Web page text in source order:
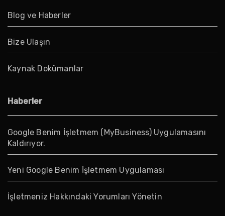
Blog ve Haberler
Bize Ulaşın
Kaynak Dokümanlar
Haberler
Google Benim İşletmem (MyBusiness) Uygulamasını
Kaldırıyor.
Yeni Google Benim İşletmem Uygulaması
İşletmeniz Hakkındaki Yorumları Yönetin